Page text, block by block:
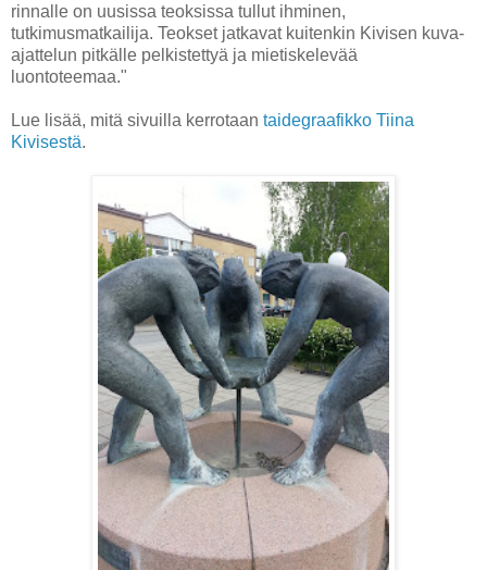
rinnalle on uusissa teoksissa tullut ihminen,
tutkimusmatkailija. Teokset jatkavat kuitenkin Kivisen kuva-
ajattelun pitkälle pelkistettyä ja mietiskelevää
luontoteemaa."
Lue lisää, mitä sivuilla kerrotaan taidegraafikko Tiina
Kivisestä.